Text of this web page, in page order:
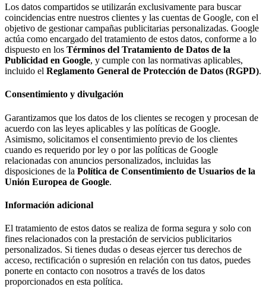
Los datos compartidos se utilizarán exclusivamente para buscar
coincidencias entre nuestros clientes y las cuentas de Google, con el
objetivo de gestionar campañas publicitarias personalizadas. Google
actúa como encargado del tratamiento de estos datos, conforme a lo
dispuesto en los Términos del Tratamiento de Datos de la
Publicidad en Google, y cumple con las normativas aplicables,
incluido el Reglamento General de Protección de Datos (RGPD).
Consentimiento y divulgación
Garantizamos que los datos de los clientes se recogen y procesan de
acuerdo con las leyes aplicables y las políticas de Google.
Asimismo, solicitamos el consentimiento previo de los clientes
cuando es requerido por ley o por las políticas de Google
relacionadas con anuncios personalizados, incluidas las
disposiciones de la Política de Consentimiento de Usuarios de la
Unión Europea de Google.
Información adicional
El tratamiento de estos datos se realiza de forma segura y solo con
fines relacionados con la prestación de servicios publicitarios
personalizados. Si tienes dudas o deseas ejercer tus derechos de
acceso, rectificación o supresión en relación con tus datos, puedes
ponerte en contacto con nosotros a través de los datos
proporcionados en esta política.